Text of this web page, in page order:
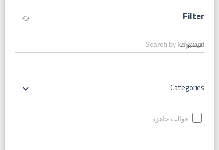
Filter
cached
Search by keyword
Categories
keyboard_arrow_down
قوالب جاهزة